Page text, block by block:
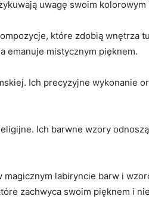
‍uwagę swoim⁢
które zdobią wnętrza
emanuje ‍mistycznym pięknem.
Ich precyzyjne wykonanie
Ich barwne wzory
labiryncie barw i
zachwyca swoim pięknem i